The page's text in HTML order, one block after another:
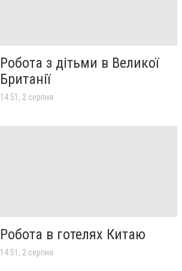
Робота з дітьми в Великої
Британії
14:51, 2 серпня
Робота в готелях Китаю
14:51, 2 серпня